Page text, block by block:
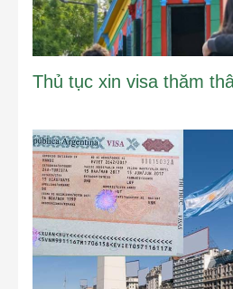
Thủ tục xin visa thăm